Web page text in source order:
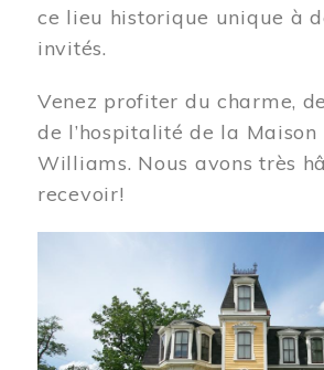
ce lieu historique unique à
invités.
Venez profiter du charme,
de l’hospitalité de la Maison
Williams. Nous avons très
recevoir!